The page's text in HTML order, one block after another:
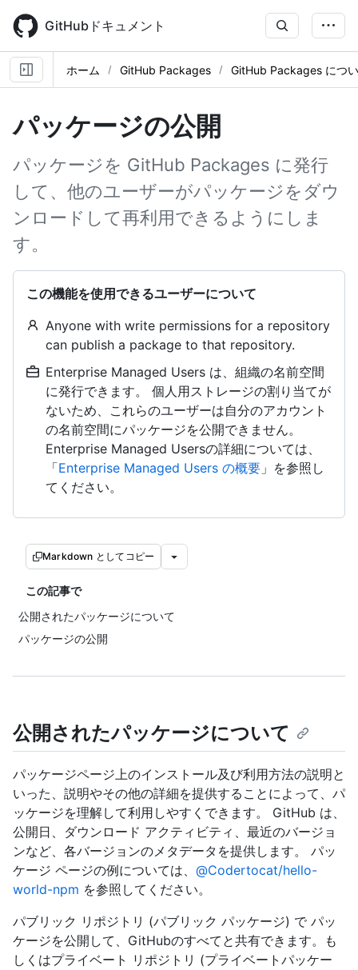
main
content
GitHubドキュメント
ホーム GitHub Packages GitHub Packages につ
パッケージの公開
パッケージを GitHub Packages に発行
して、他のユーザーがパッケージをダウ
ンロードして再利用できるようにしま
す。
この機能を使用できるユーザーについて
Anyone with write permissions for a repository
can publish a package to that repository.
Enterprise Managed Users は、組織の名前空間
に発行できます。 個人用ストレージの割り当てが
ないため、これらのユーザーは自分のアカウント
の名前空間にパッケージを公開できません。
Enterprise Managed Usersの詳細については、
「Enterprise Managed Users の概要 」を参照し
てください。
Markdown としてコピー
この記事で
公開されたパッケージについて
パッケージの公開
公開されたパッケージについて
パッケージページ上のインストール及び利用方法の説明と
いった、説明やその他の詳細を提供することによって、パ
ッケージを理解して利用しやすくできます。 GitHub は、
公開日、ダウンロード アクティビティ、最近のバージョ
ンなど、各バージョンのメタデータを提供します。 パッ
ケージ ページの例については、 @Codertocat/hello-
world-npm を参照してください。
パブリック リポジトリ (パブリック パッケージ) で パッ
ケージを公開して、GitHubのすべてと共有できます。も
しくはプライベート リポジトリ (プライベートパッケー